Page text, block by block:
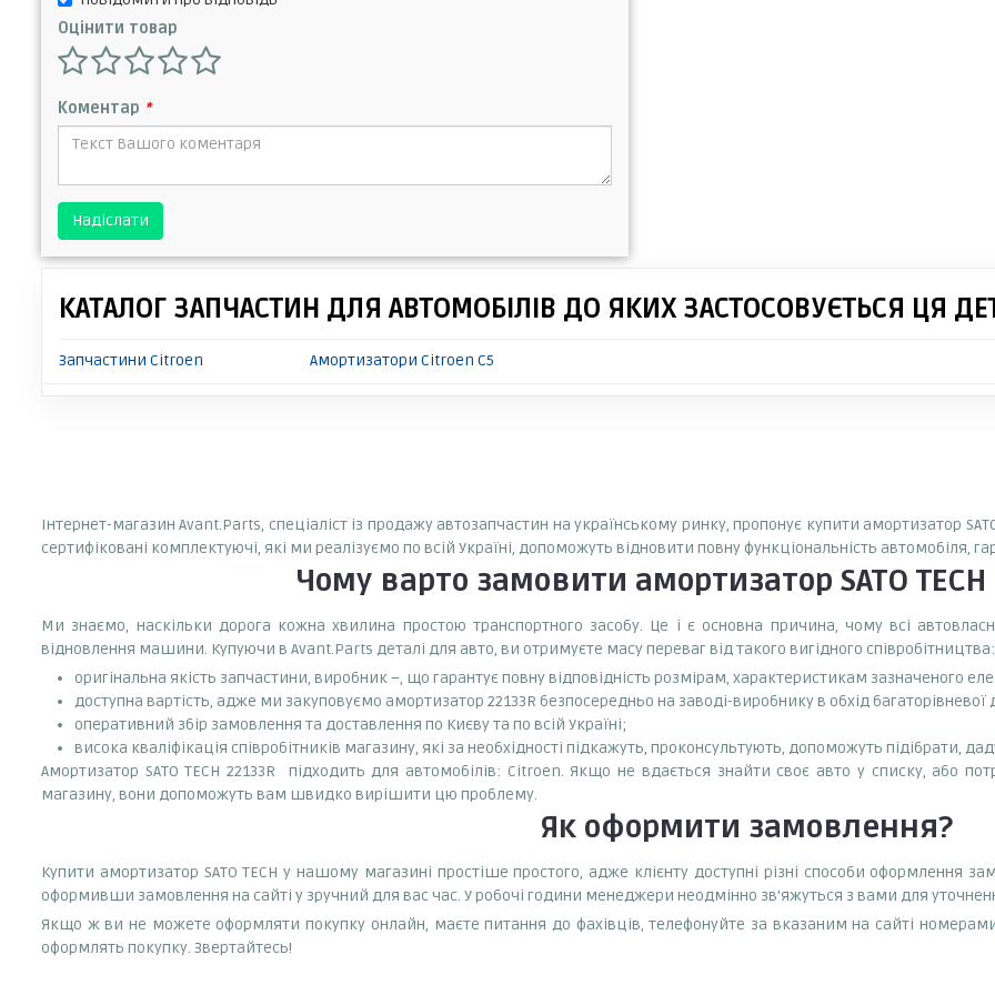
Оцінити товар
Коментар *
Надіслати
КАТАЛОГ ЗАПЧАСТИН ДЛЯ АВТОМОБІЛІВ ДО ЯКИХ ЗАСТОСОВУЄТЬСЯ ЦЯ
Запчастини Citroen Амортизатори Citroen C5
Інтернет-магазин Avant.Parts, спеціаліст із продажу автозапчастин на українському ринку, пропонує купити амортизатор
сертифіковані комплектуючі, які ми реалізуємо по всій Україні, допоможуть відновити повну функціональність автомобіля,
Чому варто замовити амортизатор SATO
Ми знаємо, наскільки дорога кожна хвилина простою транспортного засобу. Це і є основна причина, чому всі
відновлення машини. Купуючи в Avant.Parts деталі для авто, ви отримуєте масу переваг від такого вигідного співробітництва:
оригінальна якість запчастини, виробник –, що гарантує повну відповідність розмірам, характеристикам зазначеного
доступна вартість, адже ми закуповуємо амортизатор 22133R безпосередньо на заводі-виробнику в обхід багаторівневої
оперативний збір замовлення та доставлення по Києву та по всій Україні;
висока кваліфікація співробітників магазину, які за необхідності підкажуть, проконсультують, допоможуть підібрати,
Амортизатор SATO TECH 22133R підходить для автомобілів: Citroen. Якщо не вдається знайти своє авто у списку, або
магазину, вони допоможуть вам швидко вирішити цю проблему.
Як оформити замовлення?
Купити амортизатор SATO TECH у нашому магазині простіше простого, адже клієнту доступні різні способи
оформивши замовлення на сайті у зручний для вас час. У робочі години менеджери неодмінно зв'яжуться з вами для
Якщо ж ви не можете оформляти покупку онлайн, маєте питання до фахівців, телефонуйте за вказаним на сайті
оформлять покупку. Звертайтесь!